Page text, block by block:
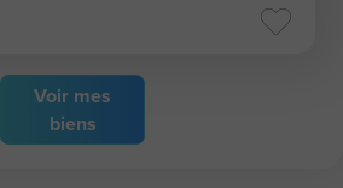
Voir mes
biens